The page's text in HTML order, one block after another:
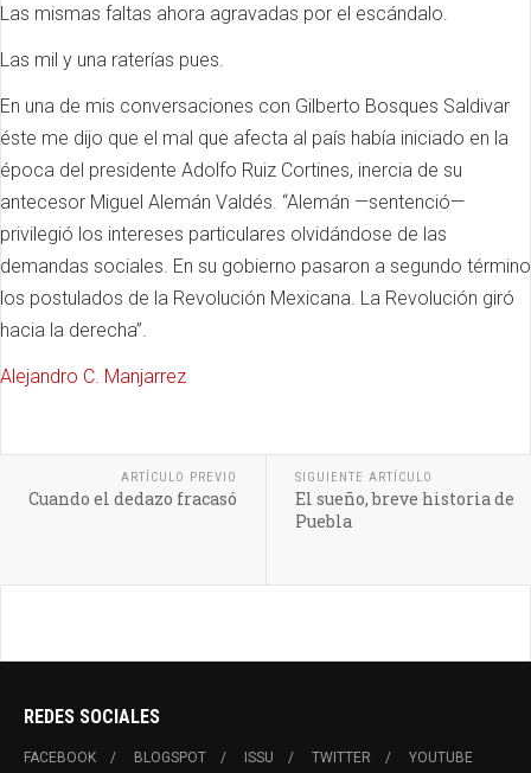
Las mismas faltas ahora agravadas por el escándalo.
Las mil y una raterías pues.
En una de mis conversaciones con Gilberto Bosques Saldivar
éste me dijo que el mal que afecta al país había iniciado en la
época del presidente Adolfo Ruiz Cortines, inercia de su
antecesor Miguel Alemán Valdés. “Alemán —sentenció—
privilegió los intereses particulares olvidándose de las
demandas sociales. En su gobierno pasaron a segundo término
los postulados de la Revolución Mexicana. La Revolución giró
hacia la derecha”.
Alejandro C. Manjarrez
ARTÍCULO PREVIO
Cuando el dedazo fracasó
SIGUIENTE ARTÍCULO
El sueño, breve historia de
Puebla
REDES SOCIALES
FACEBOOK BLOGSPOT ISSU TWITTER YOUTUBE